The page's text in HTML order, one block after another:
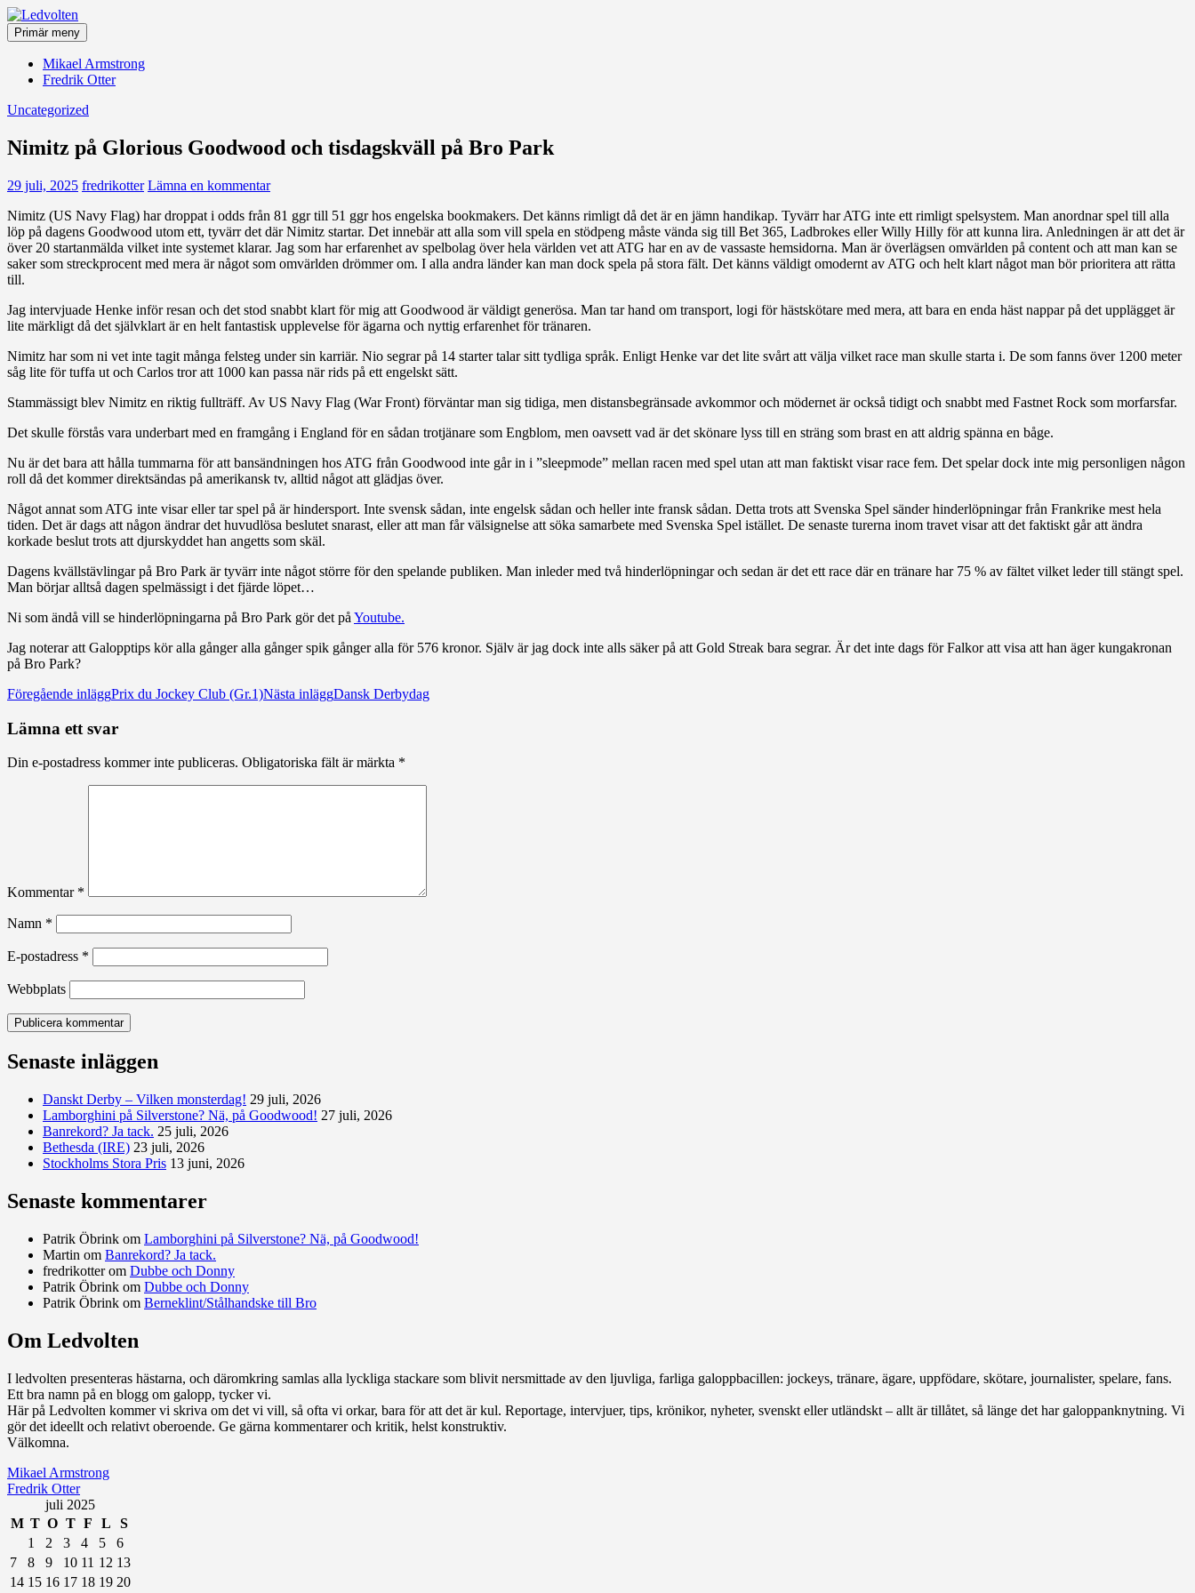
Hoppa
till
innehåll
Ledvolten
Primär meny
Mikael Armstrong
Fredrik Otter
Uncategorized
Nimitz på Glorious Goodwood och tisdagskväll på Bro Park
29 juli, 2025 fredrikotter Lämna en kommentar
Nimitz (US Navy Flag) har droppat i odds från 81 ggr till 51 ggr hos engelska bookmakers. Det känns rimligt då det är en jämn handikap. Tyvärr har ATG inte ett rimligt spelsystem. Man anordnar spel till alla
löp på dagens Goodwood utom ett, tyvärr det där Nimitz startar. Det innebär att alla som vill spela en stödpeng måste vända sig till Bet 365, Ladbrokes eller Willy Hilly för att kunna lira. Anledningen är att det är
över 20 startanmälda vilket inte systemet klarar. Jag som har erfarenhet av spelbolag över hela världen vet att ATG har en av de vassaste hemsidorna. Man är överlägsen omvärlden på content och att man kan se
saker som streckprocent med mera är något som omvärlden drömmer om. I alla andra länder kan man dock spela på stora fält. Det känns väldigt omodernt av ATG och helt klart något man bör prioritera att rätta
till.
Jag intervjuade Henke inför resan och det stod snabbt klart för mig att Goodwood är väldigt generösa. Man tar hand om transport, logi för hästskötare med mera, att bara en enda häst nappar på det upplägget är
lite märkligt då det självklart är en helt fantastisk upplevelse för ägarna och nyttig erfarenhet för tränaren.
Nimitz har som ni vet inte tagit många felsteg under sin karriär. Nio segrar på 14 starter talar sitt tydliga språk. Enligt Henke var det lite svårt att välja vilket race man skulle starta i. De som fanns över 1200 meter
såg lite för tuffa ut och Carlos tror att 1000 kan passa när rids på ett engelskt sätt.
Stammässigt blev Nimitz en riktig fullträff. Av US Navy Flag (War Front) förväntar man sig tidiga, men distansbegränsade avkommor och mödernet är också tidigt och snabbt med Fastnet Rock som morfarsfar.
Det skulle förstås vara underbart med en framgång i England för en sådan trotjänare som Engblom, men oavsett vad är det skönare lyss till en sträng som brast en att aldrig spänna en båge.
Nu är det bara att hålla tummarna för att bansändningen hos ATG från Goodwood inte går in i ”sleepmode” mellan racen med spel utan att man faktiskt visar race fem. Det spelar dock inte mig personligen någon
roll då det kommer direktsändas på amerikansk tv, alltid något att glädjas över.
Något annat som ATG inte visar eller tar spel på är hindersport. Inte svensk sådan, inte engelsk sådan och heller inte fransk sådan. Detta trots att Svenska Spel sänder hinderlöpningar från Frankrike mest hela
tiden. Det är dags att någon ändrar det huvudlösa beslutet snarast, eller att man får välsignelse att söka samarbete med Svenska Spel istället. De senaste turerna inom travet visar att det faktiskt går att ändra
korkade beslut trots att djurskyddet han angetts som skäl.
Dagens kvällstävlingar på Bro Park är tyvärr inte något större för den spelande publiken. Man inleder med två hinderlöpningar och sedan är det ett race där en tränare har 75 % av fältet vilket leder till stängt spel.
Man börjar alltså dagen spelmässigt i det fjärde löpet…
Ni som ändå vill se hinderlöpningarna på Bro Park gör det på Youtube.
Jag noterar att Galopptips kör alla gånger alla gånger spik gånger alla för 576 kronor. Själv är jag dock inte alls säker på att Gold Streak bara segrar. Är det inte dags för Falkor att visa att han äger kungakronan
på Bro Park?
Inläggsnavigering
Föregående inläggPrix du Jockey Club (Gr.1)Nästa inläggDansk Derbydag
Lämna ett svar
Din e-postadress kommer inte publiceras. Obligatoriska fält är märkta *
Kommentar *
Namn *
E-postadress *
Webbplats
Senaste inläggen
Danskt Derby – Vilken monsterdag! 29 juli, 2026
Lamborghini på Silverstone? Nä, på Goodwood! 27 juli, 2026
Banrekord? Ja tack. 25 juli, 2026
Bethesda (IRE) 23 juli, 2026
Stockholms Stora Pris 13 juni, 2026
Senaste kommentarer
Patrik Öbrink om Lamborghini på Silverstone? Nä, på Goodwood!
Martin om Banrekord? Ja tack.
fredrikotterom Dubbe och Donny
Patrik Öbrink om Dubbe och Donny
Patrik Öbrink om Berneklint/Stålhandske till Bro
Om Ledvolten
I ledvolten presenteras hästarna, och däromkring samlas alla lyckliga stackare som blivit nersmittade av den ljuvliga, farliga galoppbacillen: jockeys, tränare, ägare, uppfödare, skötare, journalister, spelare, fans.
Ett bra namn på en blogg om galopp, tycker vi.
Här på Ledvolten kommer vi skriva om det vi vill, så ofta vi orkar, bara för att det är kul. Reportage, intervjuer, tips, krönikor, nyheter, svenskt eller utländskt – allt är tillåtet, så länge det har galoppanknytning. Vi
gör det ideellt och relativt oberoende. Ge gärna kommentarer och kritik, helst konstruktiv.
Välkomna.
Mikael Armstrong
Fredrik Otter
juli 2025
M T O T F L
S
1
2 3 4 5
6
7
8 9 10 11 12 13
14 15 16 17 18 19 20